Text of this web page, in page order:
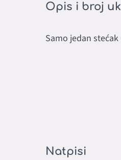
Opis i broj
Samo jedan
Natpisi